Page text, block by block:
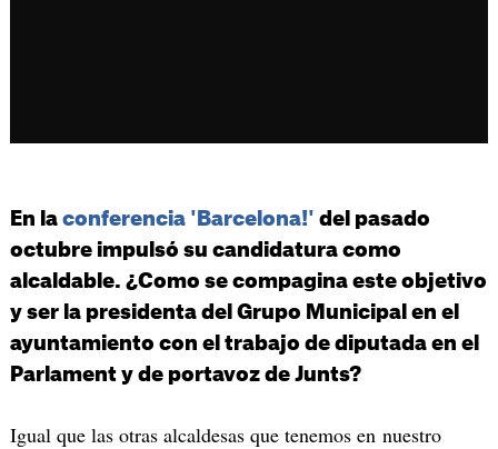
En la conferencia 'Barcelona!' del pasado
octubre impulsó su candidatura como
alcaldable. ¿Como se compagina este objetivo
y ser la presidenta del Grupo Municipal en el
ayuntamiento con el trabajo de diputada en el
Parlament y de portavoz de Junts?
Igual que las otras alcaldesas que tenemos en nuestro